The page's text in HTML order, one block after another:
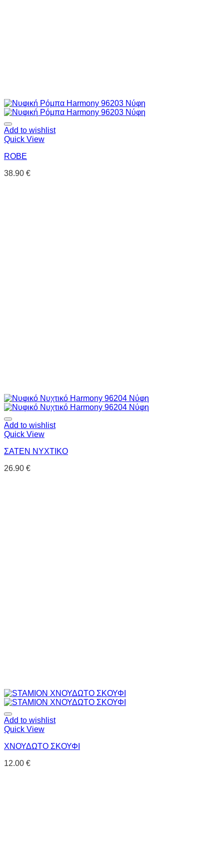
Add to wishlist
Quick View
ROBE
38.90 €
Add to wishlist
Quick View
ΣΑΤΕΝ ΝΥΧΤΙΚΟ
26.90 €
Add to wishlist
Quick View
ΧΝΟΥΔΩΤΟ ΣΚΟΥΦΙ
12.00 €